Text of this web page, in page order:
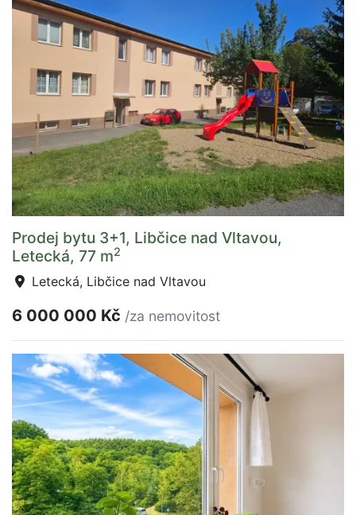
Prodej bytu 3+1, Libčice nad Vltavou,
Letecká, 77 m2
Letecká, Libčice nad Vltavou
6 000 000 Kč /za nemovitost